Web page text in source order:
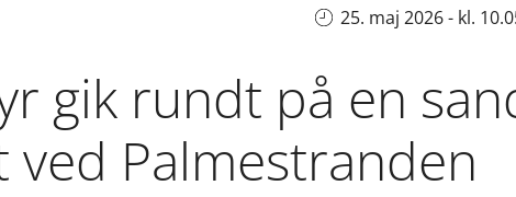
25. maj 2026 - kl.
gik rundt på en
ved Palmestranden